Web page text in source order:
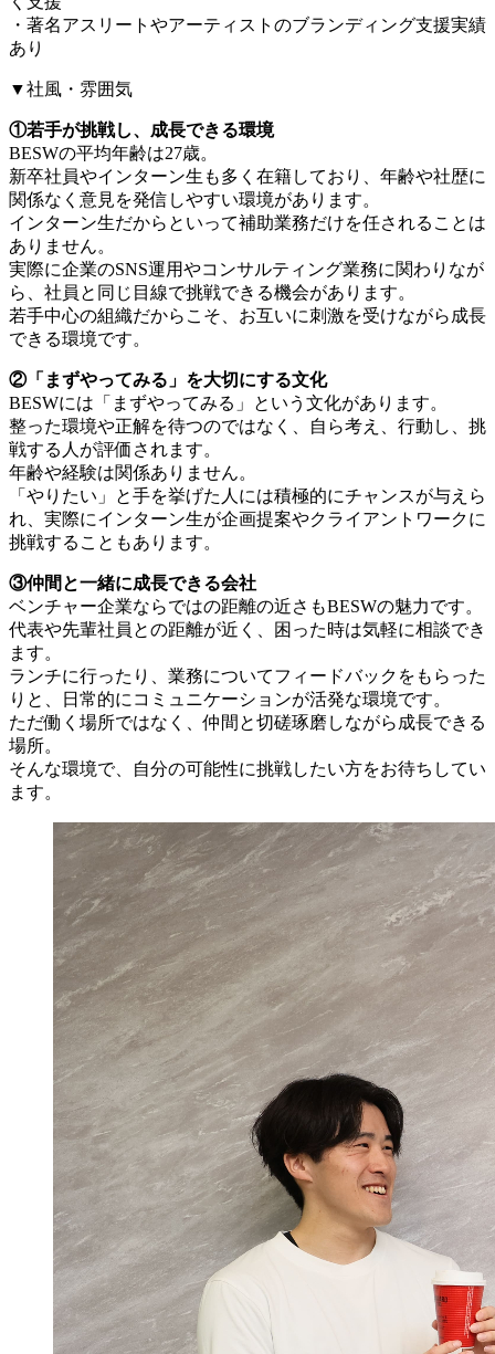
・著名アスリートやアーティストのブランディング支援実績
あり
▼社風・雰囲気
①若手が挑戦し、成長できる環境
BESWの平均年齢は27歳。
新卒社員やインターン生も多く在籍しており、年齢や社歴に
関係なく意見を発信しやすい環境があります。
インターン生だからといって補助業務だけを任されることは
ありません。
実際に企業のSNS運用やコンサルティング業務に関わりなが
ら、社員と同じ目線で挑戦できる機会があります。
若手中心の組織だからこそ、お互いに刺激を受けながら成長
できる環境です。
②「まずやってみる」を大切にする文化
BESWには「まずやってみる」という文化があります。
整った環境や正解を待つのではなく、自ら考え、行動し、挑
戦する人が評価されます。
年齢や経験は関係ありません。
「やりたい」と手を挙げた人には積極的にチャンスが与えら
れ、実際にインターン生が企画提案やクライアントワークに
挑戦することもあります。
③仲間と一緒に成長できる会社
ベンチャー企業ならではの距離の近さもBESWの魅力です。
代表や先輩社員との距離が近く、困った時は気軽に相談でき
ます。
ランチに行ったり、業務についてフィードバックをもらった
りと、日常的にコミュニケーションが活発な環境です。
ただ働く場所ではなく、仲間と切磋琢磨しながら成長できる
場所。
そんな環境で、自分の可能性に挑戦したい方をお待ちしてい
ます。